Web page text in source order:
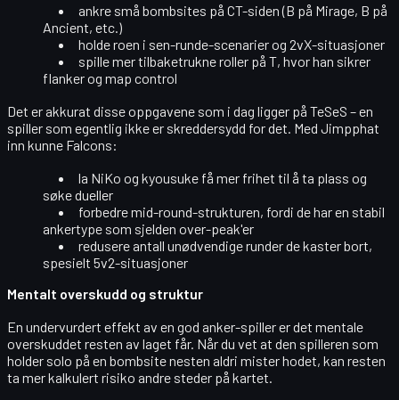
ankre små bombsites på CT-siden (B på Mirage, B på
Ancient, etc.)
holde roen i sen-runde-scenarierog 2vX-situasjoner
spille mertilbaketrukne roller på T, hvor han sikrer
flanker og map control
Det er akkurat disse oppgavene som i dag ligger på TeSeS – en
spiller som egentlig ikke er skreddersydd for det. Med Jimpphat
inn kunne Falcons:
la NiKo og kyousuke få mer frihet til å ta plass og
søke dueller
forbedremid-round-strukturen, fordi de har en stabil
ankertype som sjelden over-peak'er
redusere antall unødvendige runder de kaster bort,
spesielt 5v2-situasjoner
Mentalt overskudd og struktur
En undervurdert effekt av en god anker-spiller er det mentale
overskuddet resten av laget får. Når du vet at den spilleren som
holder solo på en bombsitenesten aldri mister hodet, kan resten
ta mer kalkulert risiko andre steder på kartet.